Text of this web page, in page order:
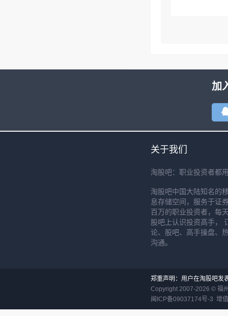
加
关于我们
淘股吧：职业投资者都
淘股吧中国大陆知名的
息存储空间，服务于证
百万的职业投资者，每
股吧上认识投资高手，
论、股吧、高手操盘、
沟通。
郑重声明：用户在淘股吧发
Copyright 2007-2026 © 福
闽ICP备09037174号-3 增